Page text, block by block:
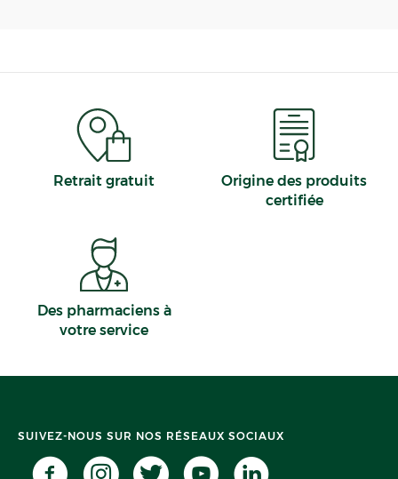
Retrait gratuit
Origine des produits
certifiée
Des pharmaciens à
votre service
SUIVEZ-NOUS SUR NOS RÉSEAUX SOCIAUX